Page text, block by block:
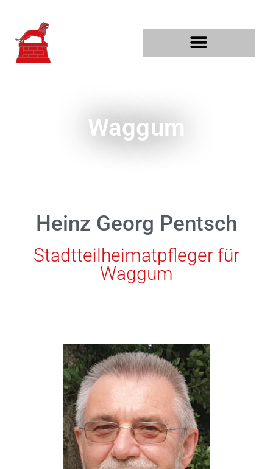
Waggum
Heinz Georg Pentsch
Stadtteilheimatpfleger für
Waggum